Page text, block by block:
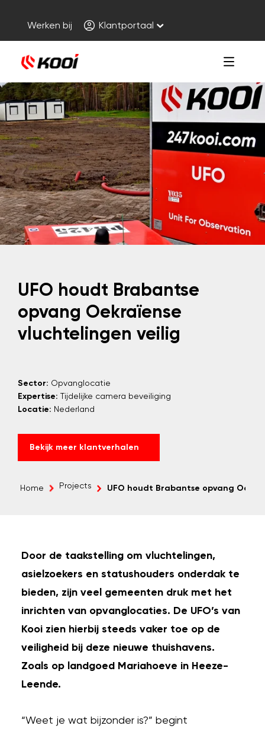
Werken bij Klantportaal
UFO houdt Brabantse
opvang Oekraïense
vluchtelingen veilig
Sector: Opvanglocatie
Expertise:
Tijdelijke camera beveiliging
Locatie: Nederland
Bekijk meer klantverhalen
Home Projects UFO houdt Brabantse opvang
Door de taakstelling om vluchtelingen,
asielzoekers en statushouders onderdak te
bieden, zijn veel gemeenten druk met het
inrichten van opvanglocaties. De UFO’s van
Kooi zien hierbij steeds vaker toe op de
veiligheid bij deze nieuwe thuishavens.
Zoals op landgoed Mariahoeve in Heeze-
Leende.
“Weet je wat bijzonder is?” begint